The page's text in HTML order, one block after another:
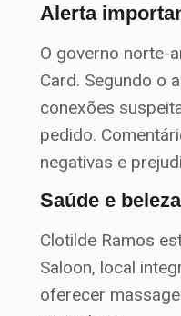
Alerta
O governo norte-
Card. Segundo o
conexões
pedido.
negativas e
Saúde e beleza
Clotilde Ramos
Saloon, local
oferecer